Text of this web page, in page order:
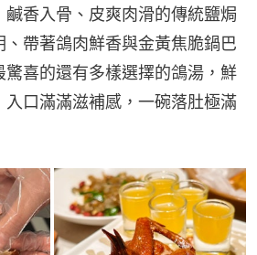
鹹香入骨、皮爽肉滑的傳統鹽焗
帶著鴿肉鮮香與金黃焦脆鍋巴
驚喜的還有多樣選擇的鴿湯，鮮
口滿滿滋補感，一碗落肚極滿